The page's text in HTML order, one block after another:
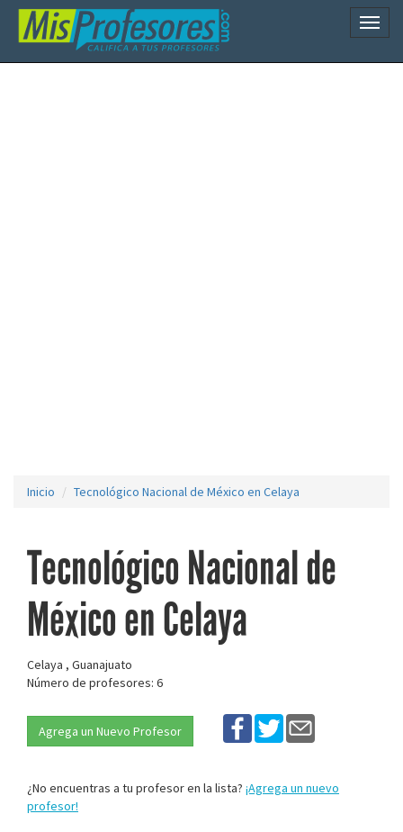
Inicio Tecnológico Nacional de México en Celaya
Tecnológico Nacional de
México en Celaya
Celaya , Guanajuato
Número de profesores: 6
Agrega un Nuevo Profesor
¿No encuentras a tu profesor en la lista? ¡Agrega un nuevo
profesor!